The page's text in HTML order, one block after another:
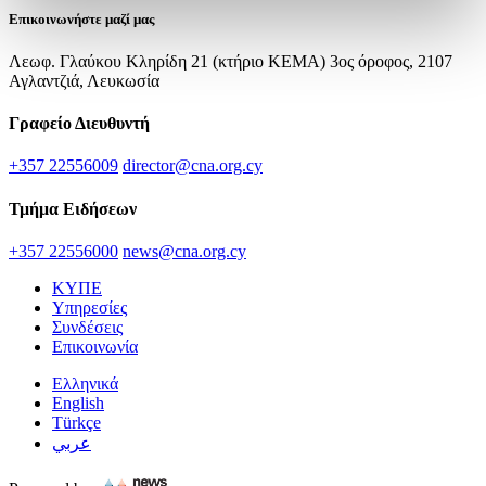
Επικοινωνήστε μαζί μας
Λεωφ. Γλαύκου Κληρίδη 21 (κτήριο ΚΕΜΑ) 3ος όροφος, 2107
Αγλαντζιά, Λευκωσία
Γραφείο Διευθυντή
+357 22556009 director@cna.org.cy
Τμήμα Ειδήσεων
+357 22556000 news@cna.org.cy
ΚΥΠΕ
Υπηρεσίες
Συνδέσεις
Επικοινωνία
Ελληνικά
English
Türkçe
عربي